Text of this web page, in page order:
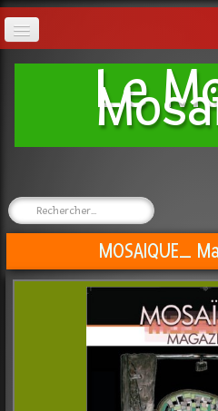
Le
MOSAIQUE_